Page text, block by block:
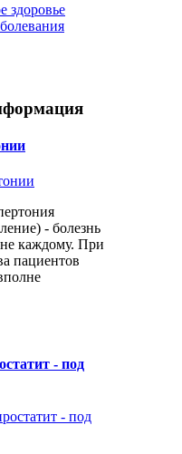
здоровье
- болезнь
каждому. При
пациентов
- под